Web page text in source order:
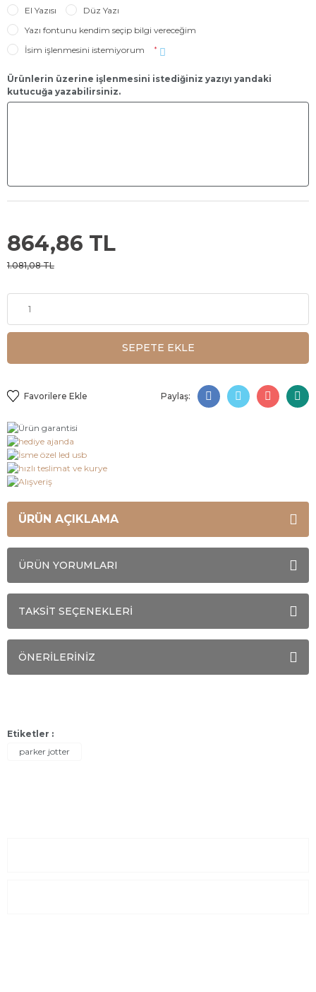
El Yazısı
Düz Yazı
Yazı fontunu kendim seçip bilgi vereceğim
İsim işlenmesini istemiyorum
*
Ürünlerin üzerine işlenmesini istediğiniz yazıyı yandaki
kutucuğa yazabilirsiniz.
864,86 TL
1.081,08 TL
SEPETE EKLE
Paylaş:
ÜRÜN AÇIKLAMA
ÜRÜN YORUMLARI
TAKSİT SEÇENEKLERİ
ÖNERİLERİNİZ
Etiketler :
parker jotter